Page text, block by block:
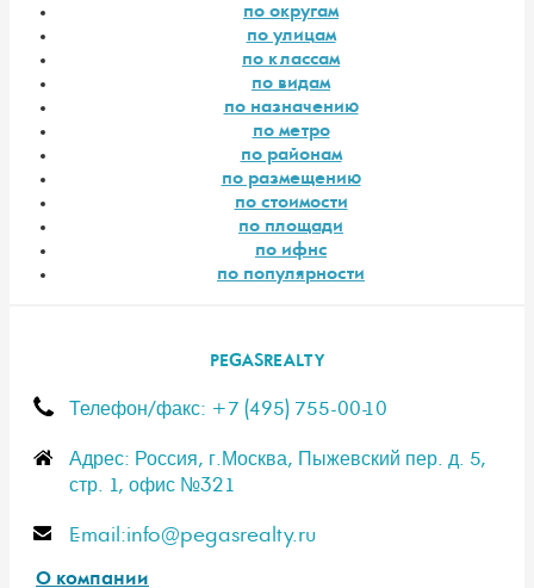
по округам
по улицам
по классам
по видам
по назначению
по метро
по районам
по размещению
по стоимости
по площади
по ифнс
по популярности
PEGASREALTY
Телефон/факс: +7 (495) 755-00-10
Адрес: Россия, г.Москва, Пыжевский пер. д. 5,
стр. 1, офис №321
E-mail:info@pegasrealty.ru
О компании